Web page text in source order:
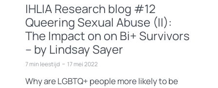
IHLIA Research blog #12
Queering Sexual Abuse (II):
The Impact on on Bi+ Survivors
– by Lindsay Sayer
7 min leestijd 17 mei 2022
Why are LGBTQ+ people more likely to be